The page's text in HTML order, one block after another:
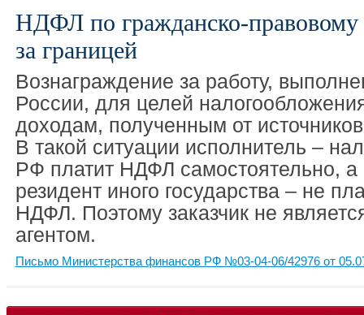
НДФЛ по гражданско-правовому
за границей
Вознаграждение за работу,
России, для целей
доходам, полученным от
В такой ситуации исполнитель –
РФ платит НДФЛ самостоятельно, а
резидент иного государства – не
НДФЛ. Поэтому заказчик не
агентом.
Письмо Министерства финансов РФ №03-04-06/42976 от